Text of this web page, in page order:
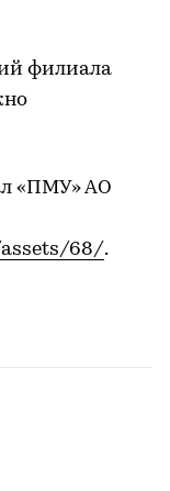
филиала
«ПМУ» АО
68/.